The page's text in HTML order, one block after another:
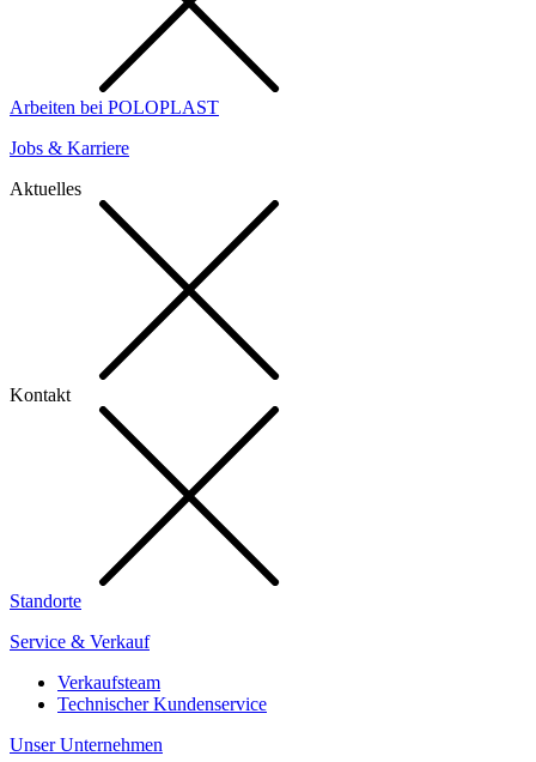
Arbeiten bei POLOPLAST
Jobs & Karriere
Aktuelles
Kontakt
Standorte
Service & Verkauf
Verkaufsteam
Technischer Kundenservice
Unser Unternehmen